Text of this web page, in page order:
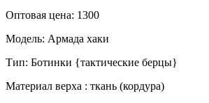
Оптовая цена: 1300
Модель: Армада хаки
Тип: Ботинки {тактические берцы}
Материал верха : ткань (кордура)